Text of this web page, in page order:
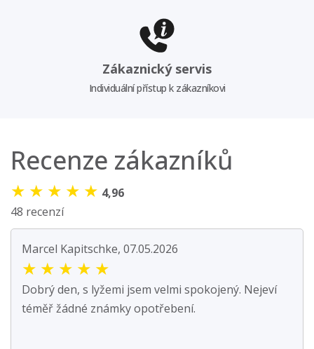
Zákaznický servis
Individuální přístup k zákazníkovi
Recenze zákazníků
★ ★ ★ ★ ★ 4,96
48 recenzí
Marcel Kapitschke, 07.05.2026
★ ★ ★ ★ ★
Dobrý den, s lyžemi jsem velmi spokojený. Nejeví
téměř žádné známky opotřebení.